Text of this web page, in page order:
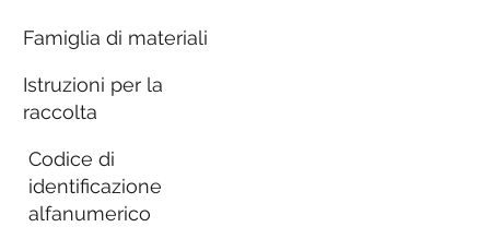
Famiglia di materiali
Istruzioni per la
raccolta
Codice di
identificazione
alfanumerico